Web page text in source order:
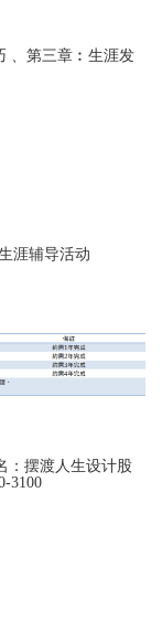
、第三章︰生涯发
涯辅导活动
：摆渡人生设计股
3100